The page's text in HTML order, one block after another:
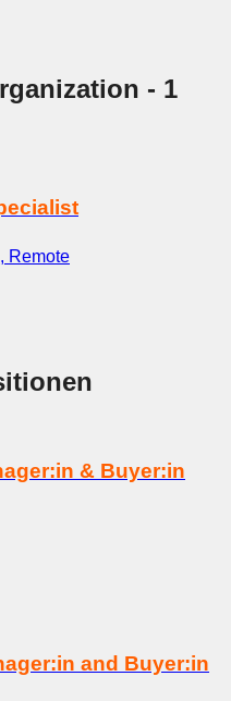
- 1
Remote
& Buyer:in
and Buyer:in